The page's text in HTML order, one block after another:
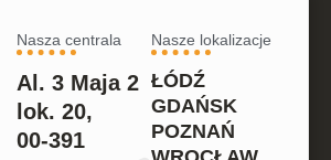
Nasza centrala
Al. 3 Maja 2
lok. 20,
00-391
Nasze lokalizacje
ŁÓDŹ
GDAŃSK
POZNAŃ